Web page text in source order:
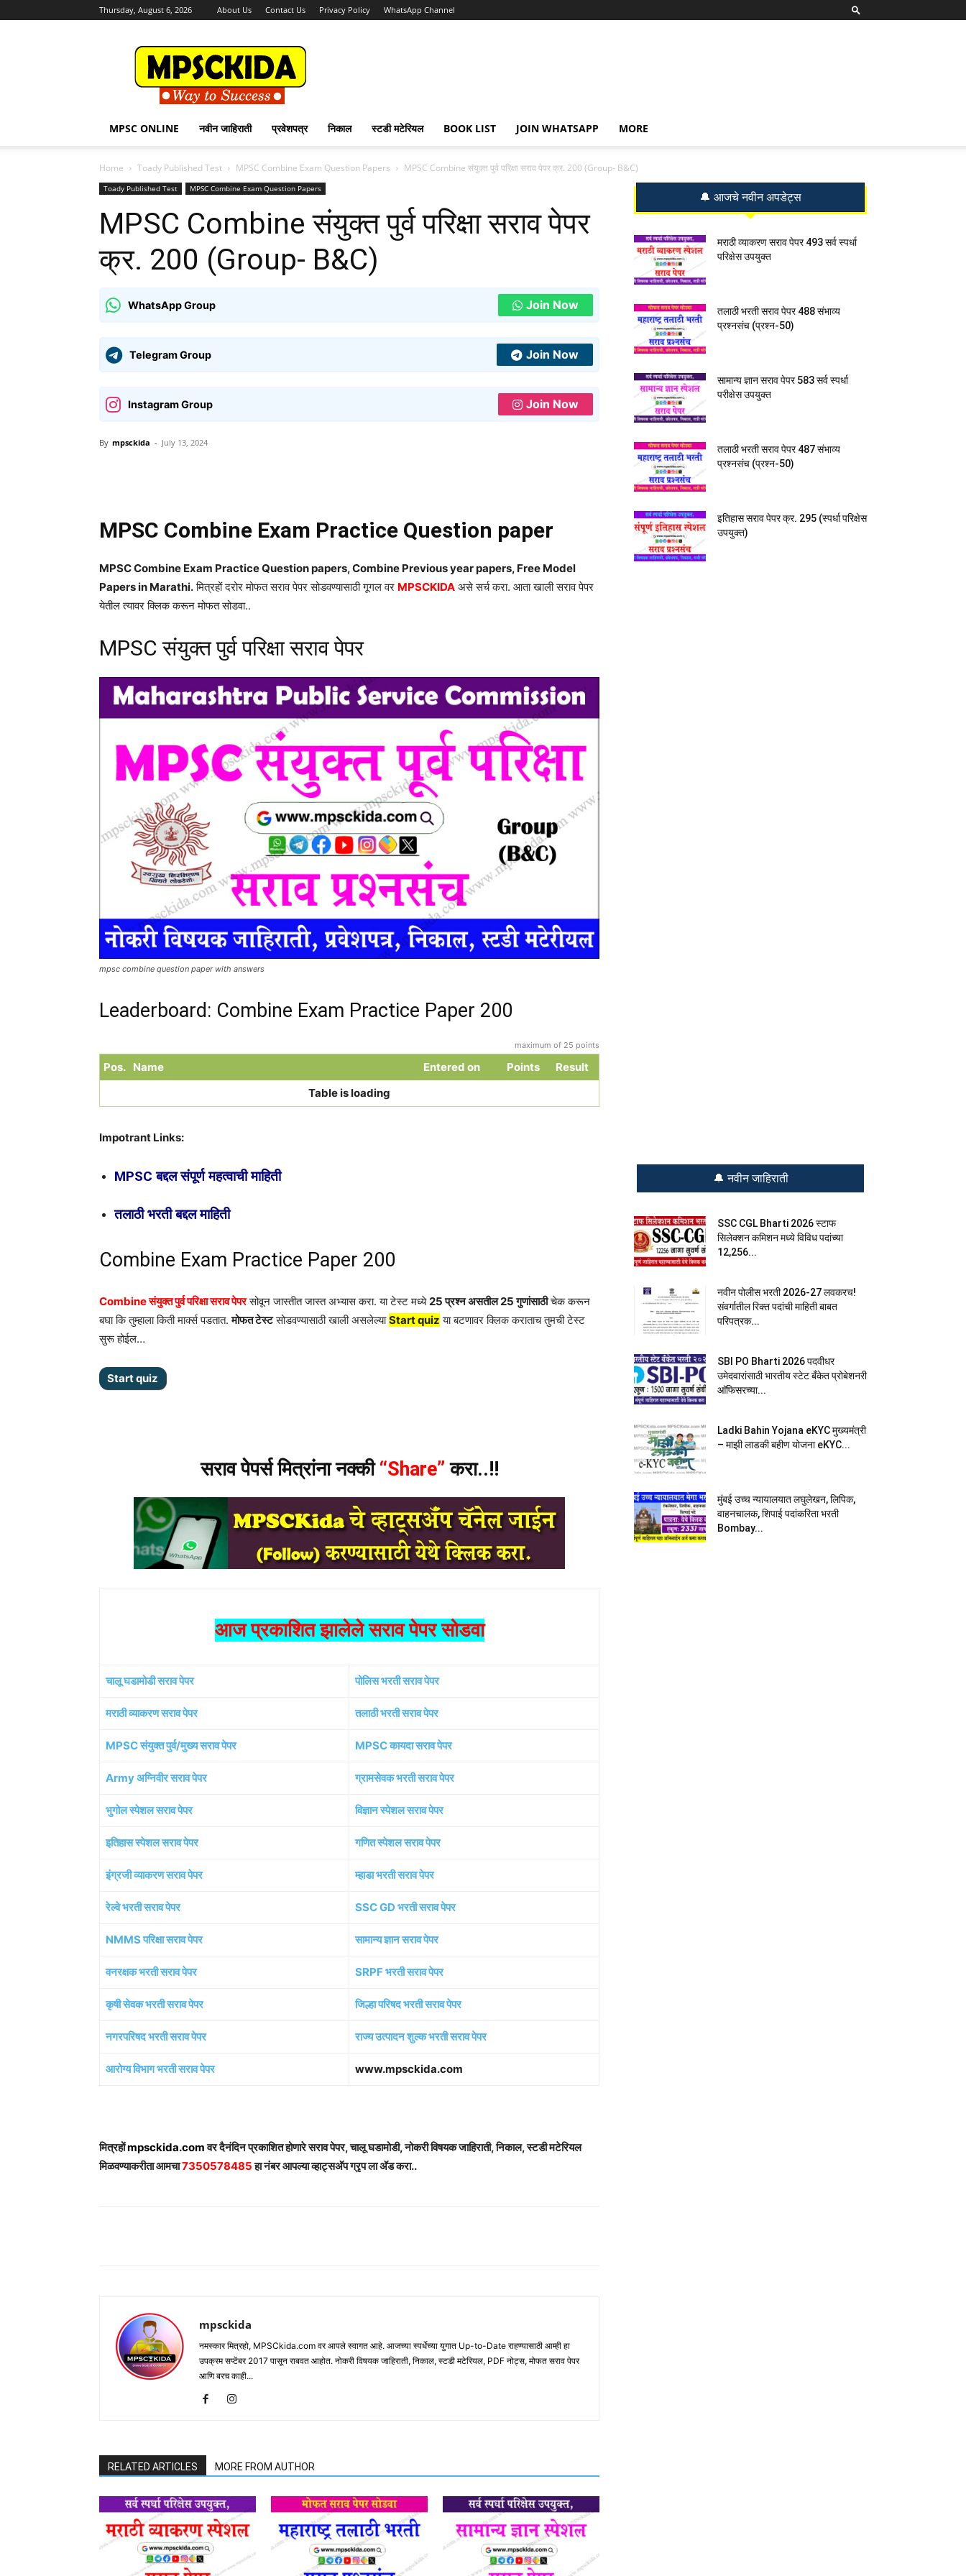
Thursday, August 6, 2026 About Us Contact Us Privacy Policy WhatsApp Channel
MPSCKida.com
सर्व
नवीन
जाहिराती
Letest
Jobs
MPSC ONLINE नवीन जाहिराती प्रवेशपत्र निकाल स्टडी मटेरियल BOOK LIST JOIN WHATSAPP MORE
Home Toady Published Test MPSC Combine Exam Question Papers MPSC Combine संयुक्त पुर्व परिक्षा सराव पेपर क्र. 200 (Group- B&C)
Toady Published Test MPSC Combine Exam Question Papers
MPSC Combine संयुक्त पुर्व परिक्षा सराव पेपर
क्र. 200 (Group- B&C)
WhatsApp Group Join Now
Telegram Group Join Now
Instagram Group Join Now
By mpsckida - July 13, 2024
MPSC Combine Exam Practice Question paper
MPSC Combine Exam Practice Question papers, Combine Previous year papers, Free Model
Papers in Marathi.मित्रहों दरोर मोफत सराव पेपर सोडवण्यासाठी गूगल वर MPSCKIDA असे सर्च करा. आता खाली सराव पेपर
येतील त्यावर क्लिक करून मोफत सोडवा..
MPSC संयुक्त पुर्व परिक्षा सराव पेपर
mpsc combine question paper with answers
Leaderboard: Combine Exam Practice Paper 200
maximum of 25 points
Pos. Name Entered on Points
Result
Table is loading
Impotrant Links:
MPSC बद्दल संपूर्ण महत्वाची माहिती
तलाठी भरती बद्दल माहिती
Combine Exam Practice Paper 200
Combine संयुक्त पुर्व परिक्षा सराव पेपरसोवून जास्तीत जास्त अभ्यास करा. या टेस्ट मध्ये 25 प्रश्न असतील 25 गुणांसाठीचेक करून
बघा कि तुम्हाला किती मार्क्स पडतात.मोफत टेस्टसोडवण्यासाठी खाली असलेल्याStart quiz या बटणावर क्लिक कराताच तुमची टेस्ट
सुरू होईल…
सराव पेपर्स मित्रांना नक्की“Share” करा..!!
आज प्रकाशित झालेले सराव पेपर सोडवा
चालू घडामोडी सराव पेपर पोलिस भरती सराव पेपर
मराठी व्याकरण सराव पेपर तलाठी भरती सराव पेपर
MPSC संयुक्त पुर्व/मुख्य सराव पेपर MPSC कायदा सराव पेपर
Army अग्निवीर सराव पेपर ग्रामसेवक भरती सराव पेपर
भुगोल स्पेशल सराव पेपर विज्ञान स्पेशल सराव पेपर
इतिहास स्पेशल सराव पेपर गणित स्पेशल सराव पेपर
इंग्रजी व्याकरण सराव पेपर म्हाडा भरती सराव पेपर
रेल्वे भरती सराव पेपर SSC GD भरती सराव पेपर
NMMS परिक्षा सराव पेपर सामान्य ज्ञान सराव पेपर
वनरक्षक भरती सराव पेपर SRPF भरती सराव पेपर
कृषी सेवक भरती सराव पेपर जिल्हा परिषद भरती सराव पेपर
नगरपरिषद भरती सराव पेपर राज्य उत्पादन शुल्क भरती सराव पेपर
आरोग्य विभाग भरती सराव पेपर www.mpsckida.com
मित्रहोंmpsckida.comवर दैनंदिन प्रकाशित होणारे सराव पेपर, चालू घडामोडी, नोकरी विषयक जाहिराती, निकाल, स्टडी मटेरियल
मिळवण्याकरीता आमचा7350578485हा नंबर आपल्या व्हाट्सअ‍ॅप ग्रृप ला अ‍ॅड करा..
mpsckida
नमस्कार मित्रहो, MPSCkida.com वर आपले स्वागत आहे. आजच्या स्पर्धेच्या युगात Up-to-Date राहण्यासाठी आम्ही हा
उपक्रम सप्टेंबर 2017 पासून राबवत आहोत. नोकरी विषयक जाहिराती, निकाल, स्टडी मटेरियल, PDF नोट्स, मोफत सराव पेपर
आणि बरच काही...
RELATED ARTICLES MORE FROM AUTHOR
🔔 आजचे नवीन अपडेट्स
मराठी व्याकरण सराव पेपर 493 सर्व स्पर्धा
परिक्षेस उपयुक्त
तलाठी भरती सराव पेपर 488 संभाव्य
प्रश्नसंच (प्रश्न-50)
सामान्य ज्ञान सराव पेपर 583 सर्व स्पर्धा
परीक्षेस उपयुक्त
तलाठी भरती सराव पेपर 487 संभाव्य
प्रश्नसंच (प्रश्न-50)
इतिहास सराव पेपर क्र. 295 (स्पर्धा परिक्षेस
उपयुक्त)
🔔 नवीन जाहिराती
SSC CGL Bharti 2026 स्टाफ
सिलेक्शन कमिशन मध्ये विविध पदांच्या
12,256...
नवीन पोलीस भरती 2026-27 लवकरच!
संवर्गातील रिक्त पदांची माहिती बाबत
परिपत्रक...
SBI PO Bharti 2026 पदवीधर
उमेदवारांसाठी भारतीय स्टेट बँकेत प्रोबेशनरी
आ‍ॅफिसरच्या...
Ladki Bahin Yojana eKYC मुख्यमंत्री
– माझी लाडकी बहीण योजना eKYC...
मुंबई उच्च न्यायालयात लघुलेखन, लिपिक,
वाहनचालक, शिपाई पदांकरिता भरती
Bombay...